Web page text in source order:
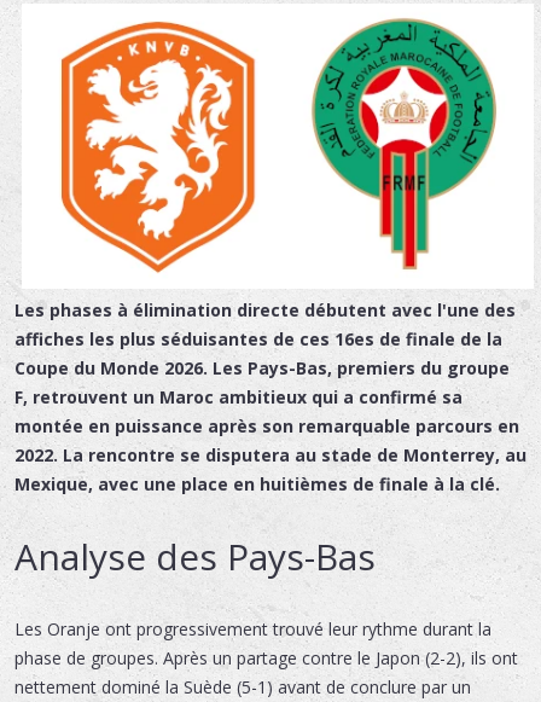
Les phases à élimination directe débutent avec l'une des
affiches les plus séduisantes de ces 16es de finale de la
Coupe du Monde 2026. Les Pays-Bas, premiers du groupe
F, retrouvent un Maroc ambitieux qui a confirmé sa
montée en puissance après son remarquable parcours en
2022. La rencontre se disputera au stade de Monterrey, au
Mexique, avec une place en huitièmes de finale à la clé.
Analyse des Pays-Bas
Les Oranje ont progressivement trouvé leur rythme durant la
phase de groupes. Après un partage contre le Japon (2-2), ils ont
nettement dominé la Suède (5-1) avant de conclure par un